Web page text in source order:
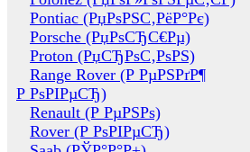
Pontiac (РџРѕРЅС‚РёР°Рє)
Porsche (РџРѕСЂС€Рµ)
Proton (РџСЂРѕС‚РѕРЅ)
Range Rover (Р РµРЅРґР¶
Р РѕРІРµСЂ)
Renault (Р РµРЅРѕ)
Rover (Р РѕРІРµСЂ)